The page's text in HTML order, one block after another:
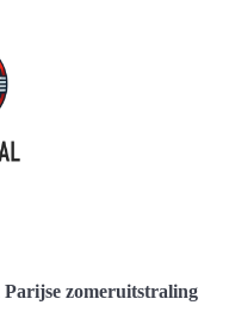
zomeruitstraling